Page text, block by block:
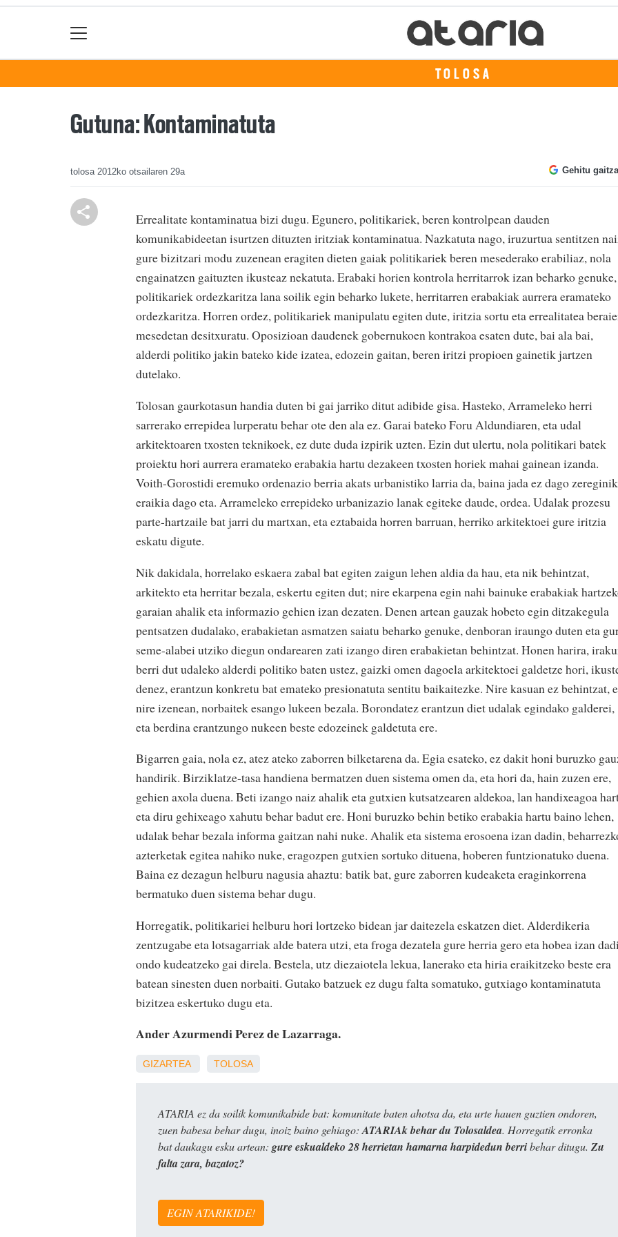
TOLOSA
Gutuna: Kontaminatuta
tolosa 2012ko otsailaren 29a Gehitu
Errealitate kontaminatua bizi dugu. Egunero, politikariek, beren kontrolpean dauden
komunikabideetan isurtzen dituzten iritziak kontaminatua. Nazkatuta nago, iruzurtua sentitzen
gure bizitzari modu zuzenean eragiten dieten gaiak politikariek beren mesederako erabiliaz, nola
engainatzen gaituzten ikusteaz nekatuta. Erabaki horien kontrola herritarrok izan beharko genuke,
politikariek ordezkaritza lana soilik egin beharko lukete, herritarren erabakiak aurrera eramateko
ordezkaritza. Horren ordez, politikariek manipulatu egiten dute, iritzia sortu eta errealitatea
mesedetan desitxuratu. Oposizioan daudenek gobernukoen kontrakoa esaten dute, bai ala bai,
alderdi politiko jakin bateko kide izatea, edozein gaitan, beren iritzi propioen gainetik jartzen
dutelako.
Tolosan gaurkotasun handia duten bi gai jarriko ditut adibide gisa. Hasteko, Arrameleko herri
sarrerako errepidea lurperatu behar ote den ala ez. Garai bateko Foru Aldundiaren, eta udal
arkitektoaren txosten teknikoek, ez dute duda izpirik uzten. Ezin dut ulertu, nola politikari batek
proiektu hori aurrera eramateko erabakia hartu dezakeen txosten horiek mahai gainean izanda.
Voith-Gorostidi eremuko ordenazio berria akats urbanistiko larria da, baina jada ez dago
eraikia dago eta. Arrameleko errepideko urbanizazio lanak egiteke daude, ordea. Udalak prozesu
parte-hartzaile bat jarri du martxan, eta eztabaida horren barruan, herriko arkitektoei gure iritzia
eskatu digute.
Nik dakidala, horrelako eskaera zabal bat egiten zaigun lehen aldia da hau, eta nik behintzat,
arkitekto eta herritar bezala, eskertu egiten dut; nire ekarpena egin nahi bainuke erabakiak
garaian ahalik eta informazio gehien izan dezaten. Denen artean gauzak hobeto egin ditzakegula
pentsatzen dudalako, erabakietan asmatzen saiatu beharko genuke, denboran iraungo duten eta
seme-alabei utziko diegun ondarearen zati izango diren erabakietan behintzat. Honen harira,
berri dut udaleko alderdi politiko baten ustez, gaizki omen dagoela arkitektoei galdetze hori,
denez, erantzun konkretu bat emateko presionatuta sentitu baikaitezke. Nire kasuan ez behintzat,
nire izenean, norbaitek esango lukeen bezala. Borondatez erantzun diet udalak egindako galderei,
eta berdina erantzungo nukeen beste edozeinek galdetuta ere.
Bigarren gaia, nola ez, atez ateko zaborren bilketarena da. Egia esateko, ez dakit honi buruzko
handirik. Birziklatze-tasa handiena bermatzen duen sistema omen da, eta hori da, hain zuzen ere,
gehien axola duena. Beti izango naiz ahalik eta gutxien kutsatzearen aldekoa, lan handixeagoa
eta diru gehixeago xahutu behar badut ere. Honi buruzko behin betiko erabakia hartu baino lehen,
udalak behar bezala informa gaitzan nahi nuke. Ahalik eta sistema erosoena izan dadin,
azterketak egitea nahiko nuke, eragozpen gutxien sortuko dituena, hoberen funtzionatuko duena.
Baina ez dezagun helburu nagusia ahaztu: batik bat, gure zaborren kudeaketa eraginkorrena
bermatuko duen sistema behar dugu.
Horregatik, politikariei helburu hori lortzeko bidean jar daitezela eskatzen diet. Alderdikeria
zentzugabe eta lotsagarriak alde batera utzi, eta froga dezatela gure herria gero eta hobea izan
ondo kudeatzeko gai direla. Bestela, utz diezaiotela lekua, lanerako eta hiria eraikitzeko beste era
batean sinesten duen norbaiti. Gutako batzuek ez dugu falta somatuko, gutxiago kontaminatuta
bizitzea eskertuko dugu eta.
Ander Azurmendi Perez de Lazarraga.
GIZARTEA TOLOSA
ATARIA ez da soilik komunikabide bat: komunitate baten ahotsa da, eta urte hauen guztien ondoren,
zuen babesa behar dugu, inoiz baino gehiago: ATARIAk behar du Tolosaldea. Horregatik erronka
bat daukagu esku artean: gure eskualdeko 28 herrietan hamarna harpidedun berribehar ditugu. Zu
falta zara, bazatoz?
EGIN ATARIKIDE!